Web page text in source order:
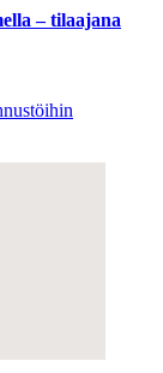
– tilaajana